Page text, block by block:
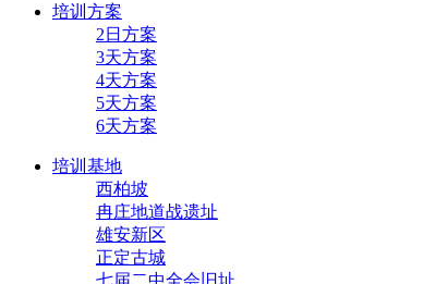
培训方案
2日方案
3天方案
4天方案
5天方案
6天方案
培训基地
西柏坡
冉庄地道战遗址
雄安新区
正定古城
七届二中全会旧址